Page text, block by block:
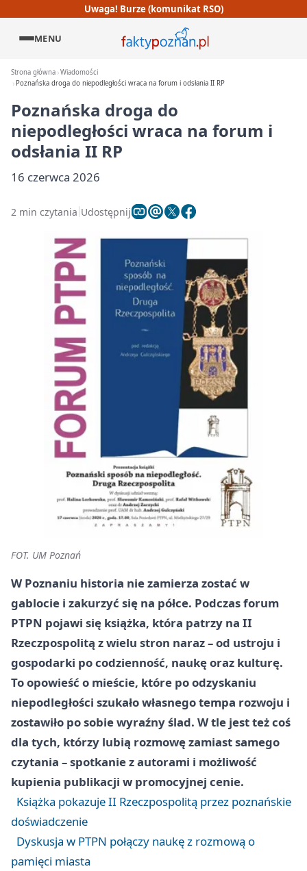
Uwaga! Burze (komunikat RSO)
MENU
Strona główna Wiadomości
Poznańska droga do niepodległości wraca na forum i odsłania II RP
Poznańska droga do
niepodległości wraca na forum i
odsłania II RP
16 czerwca 2026
2 min czytania Udostępnij
FOT. UM Poznań
W Poznaniu historia nie zamierza zostać w
gablocie i zakurzyć się na półce. Podczas forum
PTPN pojawi się książka, która patrzy na II
Rzeczpospolitą z wielu stron naraz – od ustroju i
gospodarki po codzienność, naukę oraz kulturę.
To opowieść o mieście, które po odzyskaniu
niepodległości szukało własnego tempa rozwoju i
zostawiło po sobie wyraźny ślad. W tle jest też coś
dla tych, którzy lubią rozmowę zamiast samego
czytania – spotkanie z autorami i możliwość
kupienia publikacji w promocyjnej cenie.
Książka pokazuje II Rzeczpospolitą przez poznańskie
doświadczenie
Dyskusja w PTPN połączy naukę z rozmową o
pamięci miasta